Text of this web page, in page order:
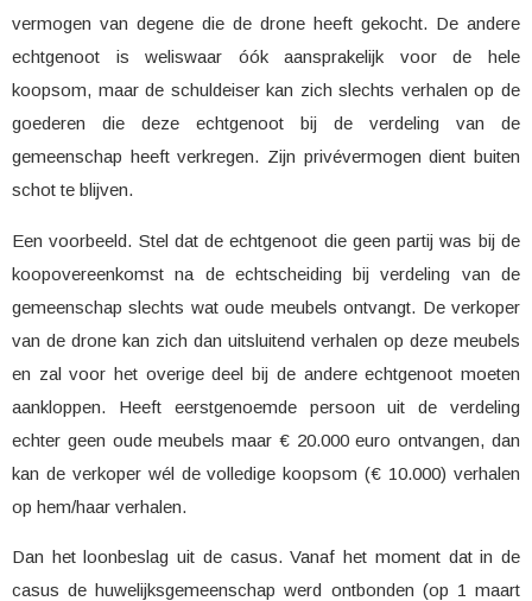
vermogen van degene die de drone heeft gekocht. De andere
echtgenoot is weliswaar óók aansprakelijk voor de hele
koopsom, maar de schuldeiser kan zich slechts verhalen op de
goederen die deze echtgenoot bij de verdeling van de
gemeenschap heeft verkregen. Zijn privévermogen dient buiten
schot te blijven.
Een voorbeeld. Stel dat de echtgenoot die geen partij was bij de
koopovereenkomst na de echtscheiding bij verdeling van de
gemeenschap slechts wat oude meubels ontvangt. De verkoper
van de drone kan zich dan uitsluitend verhalen op deze meubels
en zal voor het overige deel bij de andere echtgenoot moeten
aankloppen. Heeft eerstgenoemde persoon uit de verdeling
echter geen oude meubels maar € 20.000 euro ontvangen, dan
kan de verkoper wél de volledige koopsom (€ 10.000) verhalen
op hem/haar verhalen.
Dan het loonbeslag uit de casus. Vanaf het moment dat in de
casus de huwelijksgemeenschap werd ontbonden (op 1 maart